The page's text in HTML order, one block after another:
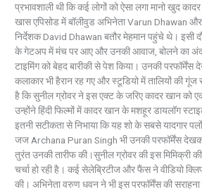
प्रभावशाली थी कि कई लोगों को ऐसा लगा मानो खुद
खास एपिसोड में बॉलीवुड अभिनेता Varun Dhawan
निर्देशक David Dhawan बतौर मेहमान पहुंचे थे। इसी
के गेटअप में मंच पर आए और उनकी आवाज, बोलने का
टाइमिंग को बेहद बारीकी से पेश किया। उनकी
कलाकार भी हैरान रह गए और स्टूडियो में तालियों की गूंज
है कि सुनील ग्रोवर ने इस एक्ट के जरिए कादर खान को
उन्होंने हिंदी फिल्मों में कादर खान के मशहूर डायलॉग
इतनी सटीकता से निभाया कि यह शो के सबसे यादगार
जज Archana Puran Singh भी उनकी परफॉर्मेंस
तुरंत उनकी तारीफ की।सुनील ग्रोवर की इस मिमिक्री
चर्चा हो रही है। कई सेलेब्रिटीज और फैंस ने वीडियो
की। अभिनेता वरुण धवन ने भी इस परफॉर्मेंस की